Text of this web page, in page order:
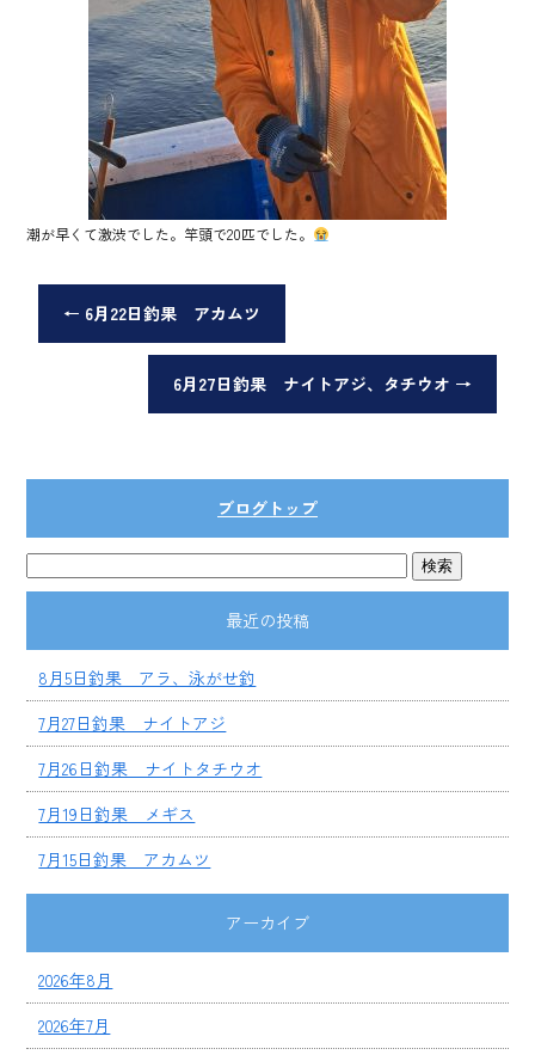
潮が早くて激渋でした。竿頭で20匹でした。
← 6月22日釣果 アカムツ
6月27日釣果 ナイトアジ、タチウオ →
ブログトップ
最近の投稿
8月5日釣果 アラ、泳がせ釣
7月27日釣果 ナイトアジ
7月26日釣果 ナイトタチウオ
7月19日釣果 メギス
7月15日釣果 アカムツ
アーカイブ
2026年8月
2026年7月